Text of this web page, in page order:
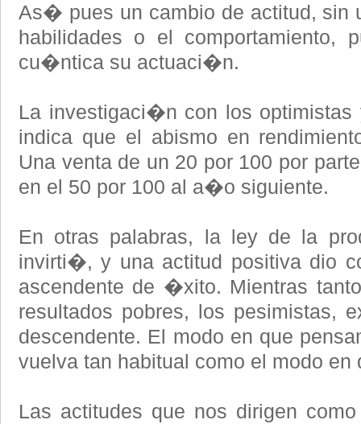
As� pues un cambio de actitud, sin
habilidades o el comportamiento,
cu�ntica su actuaci�n.
La investigaci�n con los
indica que el abismo en
Una venta de un 20 por 100 por
en el 50 por 100 al a�o siguiente.
En otras palabras, la ley de la
invirti�, y una actitud positiva dio
ascendente de �xito. Mientras
resultados pobres, los pesimistas,
descendente. El modo en que
vuelva tan habitual como el modo en
Las actitudes que nos dirigen